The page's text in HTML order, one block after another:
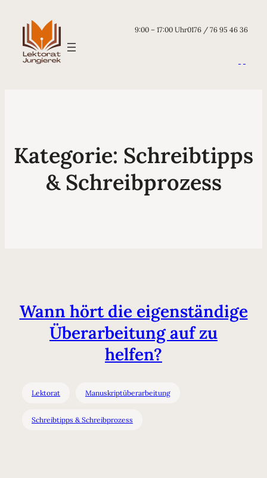
9:00 – 17:00 Uhr0176 / 76 95 46 36
Kategorie: Schreibtipps
& Schreibprozess
Wann hört die eigenständige
Überarbeitung auf zu
helfen?
Lektorat Manuskriptüberarbeitung
Schreibtipps & Schreibprozess